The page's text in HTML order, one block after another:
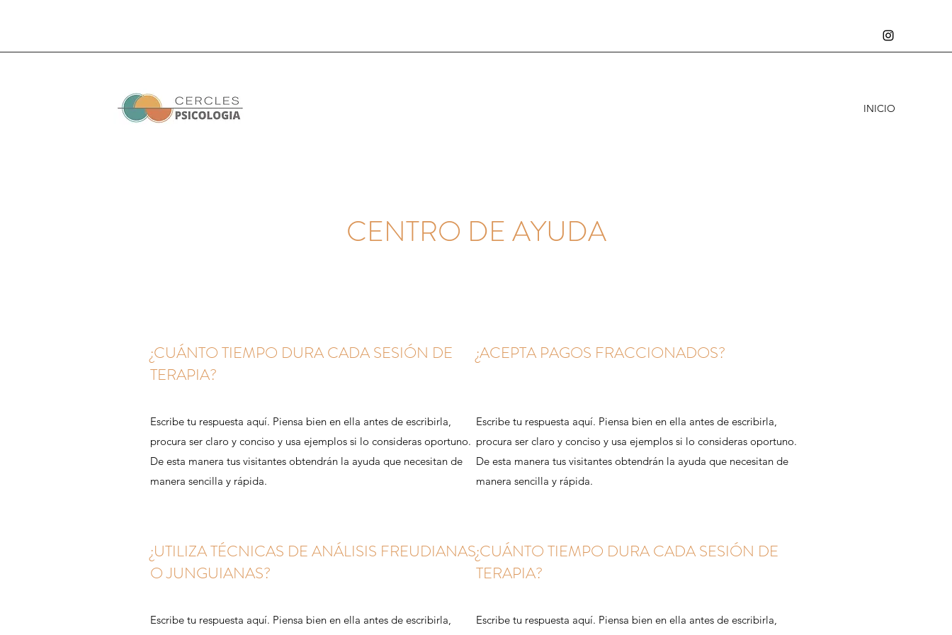
INICIO
CENTRO DE AYUDA
¿CUÁNTO TIEMPO DURA CADA SESIÓN DE
TERAPIA?
Escribe tu respuesta aquí. Piensa bien en ella antes de escribirla,
procura ser claro y conciso y usa ejemplos si lo consideras oportuno.
De esta manera tus visitantes obtendrán la ayuda que necesitan de
manera sencilla y rápida.
¿ACEPTA PAGOS FRACCIONADOS?
Escribe tu respuesta aquí. Piensa bien en ella antes de escribirla,
procura ser claro y conciso y usa ejemplos si lo consideras oportuno.
De esta manera tus visitantes obtendrán la ayuda que necesitan de
manera sencilla y rápida.
¿UTILIZA TÉCNICAS DE ANÁLISIS FREUDIANAS
O JUNGUIANAS?
Escribe tu respuesta aquí. Piensa bien en ella antes de escribirla,
¿CUÁNTO TIEMPO DURA CADA SESIÓN DE
TERAPIA?
Escribe tu respuesta aquí. Piensa bien en ella antes de escribirla,